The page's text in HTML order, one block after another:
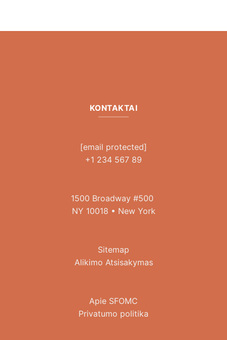
KONTAKTAI
[email protected]
+1 234 567 89
1500 Broadway #500
NY 10018 • New York
Sitemap
Alikimo Atsisakymas
Apie SFOMC
Privatumo politika